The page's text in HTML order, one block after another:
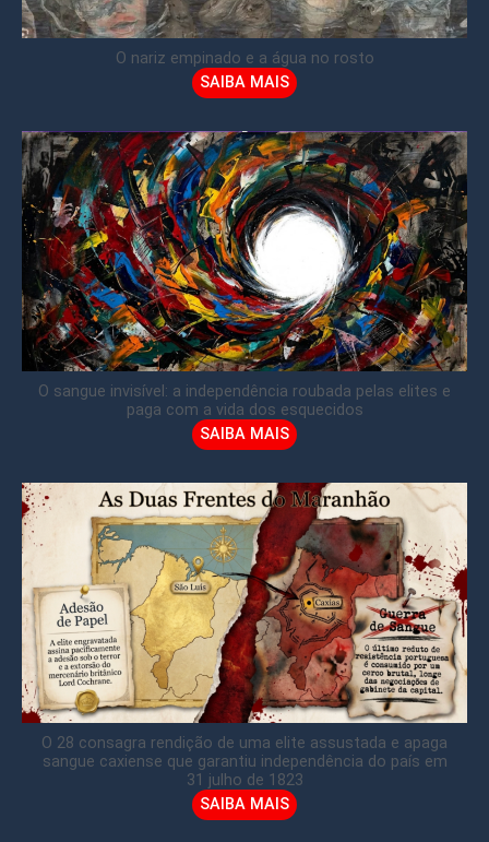
O nariz empinado e a água no rosto
SAIBA MAIS
O sangue invisível: a independência roubada pelas elites e
paga com a vida dos esquecidos
SAIBA MAIS
O 28 consagra rendição de uma elite assustada e apaga
sangue caxiense que garantiu independência do país em
31 julho de 1823
SAIBA MAIS